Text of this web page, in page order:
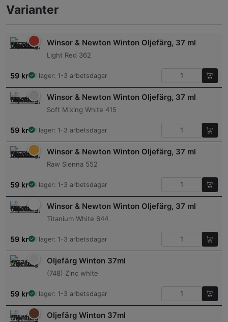
Varianter
Winsor & Newton Winton Oljefärg, 37 ml
Light Red 362
59 kr I lager: 1-3 arbetsdagar
Winsor & Newton Winton Oljefärg, 37 ml
Soft Mixing White 415
59 kr I lager: 1-3 arbetsdagar
Winsor & Newton Winton Oljefärg, 37 ml
Raw Sienna 552
59 kr I lager: 1-3 arbetsdagar
Winsor & Newton Winton Oljefärg, 37 ml
Titanium White 644
59 kr I lager: 1-3 arbetsdagar
Oljefärg Winton 37ml
(748) Zinc white
59 kr I lager: 1-3 arbetsdagar
Oljefärg Winton 37ml